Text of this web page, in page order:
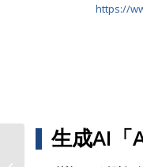
https://
生成AI「